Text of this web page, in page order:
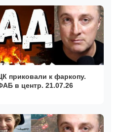
приковали к фаркопу.
в центр. 21.07.26